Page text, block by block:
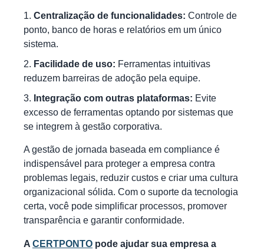
Centralização de funcionalidades: Controle de
ponto, banco de horas e relatórios em um único
sistema.
Facilidade de uso: Ferramentas intuitivas
reduzem barreiras de adoção pela equipe.
Integração com outras plataformas: Evite
excesso de ferramentas optando por sistemas que
se integrem à gestão corporativa.
A gestão de jornada baseada em compliance é
indispensável para proteger a empresa contra
problemas legais, reduzir custos e criar uma cultura
organizacional sólida. Com o suporte da tecnologia
certa, você pode simplificar processos, promover
transparência e garantir conformidade.
A CERTPONTO pode ajudar sua empresa a